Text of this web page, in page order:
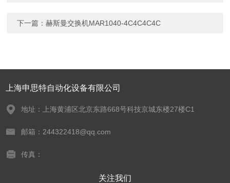
下一篇：赫斯曼交换机MAR1040-4C4C4C4C
上海申思特自动化设备有限公司
地址：上海黄浦区北京东路668号科技京城东楼27楼C1
邮箱：244322418@qq.com
传真：
关注我们